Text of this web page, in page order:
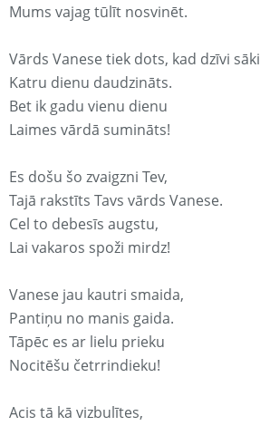
Mums vajag tūlīt nosvinēt.
Vārds Vanese tiek dots, kad dzīvi sāki
Katru dienu daudzināts.
Bet ik gadu vienu dienu
Laimes vārdā sumināts!
Es došu šo zvaigzni Tev,
Tajā rakstīts Tavs vārds Vanese.
Cel to debesīs augstu,
Lai vakaros spoži mirdz!
Vanese jau kautri smaida,
Pantiņu no manis gaida.
Tāpēc es ar lielu prieku
Nocitēšu četrrindieku!
Acis tā kā vizbulītes,